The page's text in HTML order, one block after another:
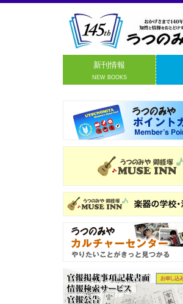
新刊情報
NEW BOOKS